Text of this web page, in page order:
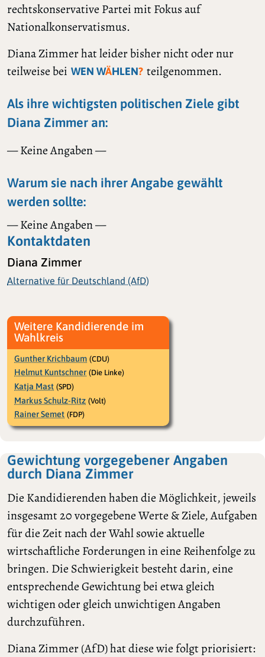
rechtskonservative Partei mit Fokus auf
Nationalkonservatismus.
Diana Zimmer hat leider bisher nicht oder nur
teilweise bei WEN WÄHLEN? teilgenommen.
Als ihre wichtigsten politischen Ziele gibt
Diana Zimmer an:
— Keine Angaben —
Warum sie nach ihrer Angabe gewählt
werden sollte:
— Keine Angaben —
Kontaktdaten
Diana Zimmer
Alternative für Deutschland (AfD)
Weitere Kandidierende im
Wahlkreis
Gunther Krichbaum (CDU)
Helmut Kuntschner (Die Linke)
Katja Mast (SPD)
Markus Schulz-Ritz (Volt)
Rainer Semet (FDP)
Gewichtung vorgegebener Angaben
durch Diana Zimmer
Die Kandidierenden haben die Möglichkeit, jeweils
insgesamt 20 vorgegebene Werte & Ziele, Aufgaben
für die Zeit nach der Wahl sowie aktuelle
wirtschaftliche Forderungen in eine Reihenfolge zu
bringen. Die Schwierigkeit besteht darin, eine
entsprechende Gewichtung bei etwa gleich
wichtigen oder gleich unwichtigen Angaben
durchzuführen.
Diana Zimmer (AfD) hat diese wie folgt priorisiert: